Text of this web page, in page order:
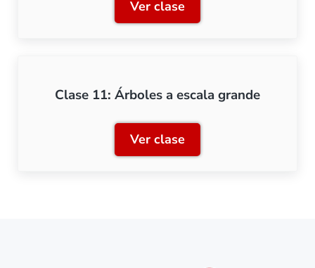
Ver claseClase 10: Árboles a
Clase 11: Árboles a escala grande
Ver claseClase 11: Árboles a